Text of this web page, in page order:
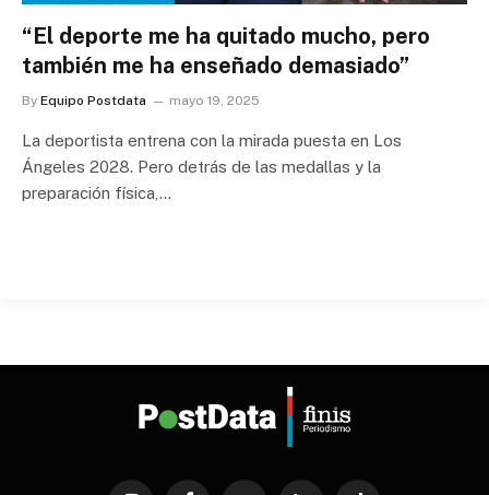
“El deporte me ha quitado mucho, pero
también me ha enseñado demasiado”
By Equipo Postdata mayo 19, 2025
La deportista entrena con la mirada puesta en Los
Ángeles 2028. Pero detrás de las medallas y la
preparación física,…